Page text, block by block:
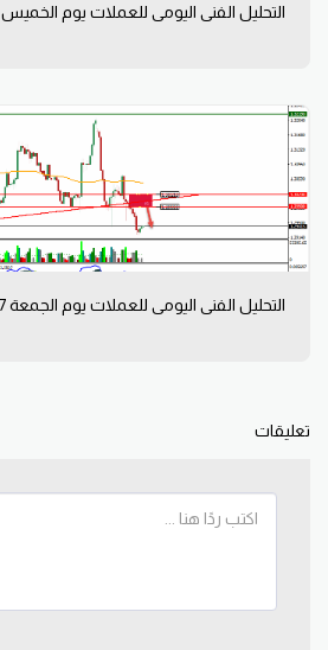
التحليل الفني اليومي للعملات يوم الخميس 6-2-2020
التحليل الفني اليومي للعملات يوم الجمعة 7-2-2020
تعليقات